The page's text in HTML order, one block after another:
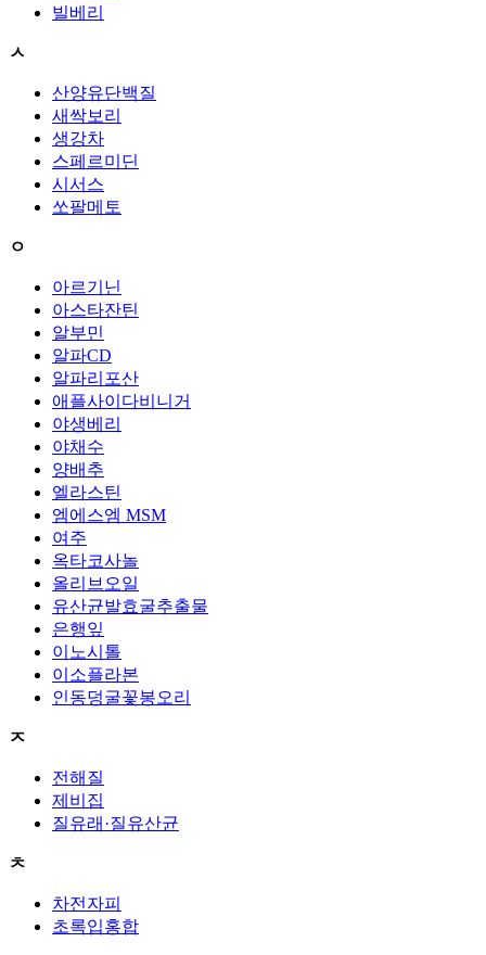
빌베리
ㅅ
산양유단백질
새싹보리
생강차
스페르미딘
시서스
쏘팔메토
ㅇ
아르기닌
아스타잔틴
알부민
알파CD
알파리포산
애플사이다비니거
야생베리
야채수
양배추
엘라스틴
엠에스엠 MSM
여주
옥타코사놀
올리브오일
유산균발효굴추출물
은행잎
이노시톨
이소플라본
인동덩굴꽃봉오리
ㅈ
전해질
제비집
질유래·질유산균
ㅊ
차전자피
초록입홍합